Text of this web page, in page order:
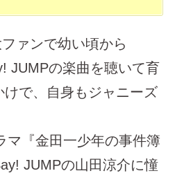
ァンで幼い頃から
JUMPの楽曲を聴いて育
けで、自身もジャニーズ
マ『金田一少年の事件簿
JUMPの山田涼介に憧